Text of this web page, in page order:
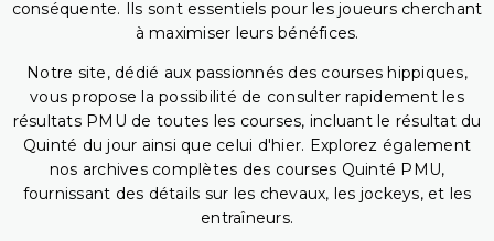
conséquente. Ils sont essentiels pour les joueurs cherchant
à maximiser leurs bénéfices.
Notre site, dédié aux passionnés des courses hippiques,
vous propose la possibilité de consulter rapidement les
résultats PMU de toutes les courses, incluant le résultat du
Quinté du jour ainsi que celui d'hier. Explorez également
nos archives complètes des courses Quinté PMU,
fournissant des détails sur les chevaux, les jockeys, et les
entraîneurs.